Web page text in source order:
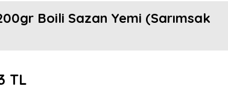
Boili Sazan Yemi (Sarımsak
TL